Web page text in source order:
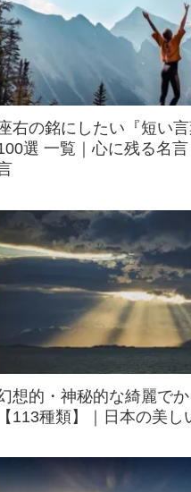
右の銘にしたい『短い言
選 一覧｜心に残る名
想的・神秘的な綺麗で
【113種類】｜日本の美し